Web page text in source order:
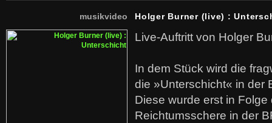
musikvideo Holger Burner (live) :
Live-Auftritt von Holger
In dem Stück wird die
die »Unterschicht« in der
Diese wurde erst in
Reichtumsschere in der